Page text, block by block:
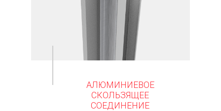
АЛЮМИНИЕВОЕ
СКОЛЬЗЯЩЕЕ
СОЕДИНЕНИЕ